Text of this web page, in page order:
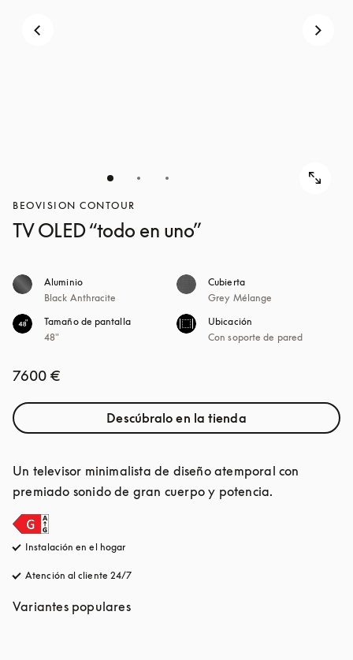
BEOVISION CONTOUR
TV OLED “todo en uno”
Aluminio
Black Anthracite
Cubierta
Grey Mélange
Tamaño de pantalla
48"
Ubicación
Con soporte de pared
7600 €
Descúbralo en la tienda
Un televisor minimalista de diseño atemporal con
premiado sonido de gran cuerpo y potencia.
Instalación en el hogar
Atención al cliente 24/7
Variantes populares